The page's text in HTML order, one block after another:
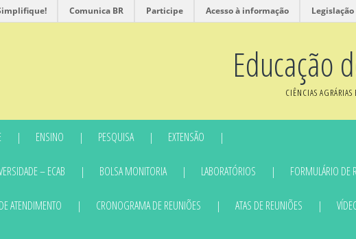
Comunica BR Participe Acesso à informação Legislação
Educação
CIÊNCIAS
ENSINO PESQUISA EXTENSÃO
– ECAB BOLSA MONITORIA LABORATÓRIOS FORMULÁRIO DE
ATENDIMENTO CRONOGRAMA DE REUNIÕES ATAS DE REUNIÕES